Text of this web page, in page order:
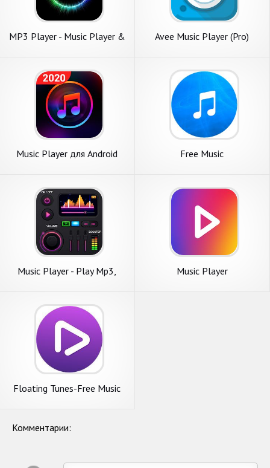
MP3 Player - Music Player &
Avee Music Player (Pro)
Music Player для Android Free Music
Music Player - Play Mp3,
Music Player
Floating Tunes-Free Music
Комментарии: